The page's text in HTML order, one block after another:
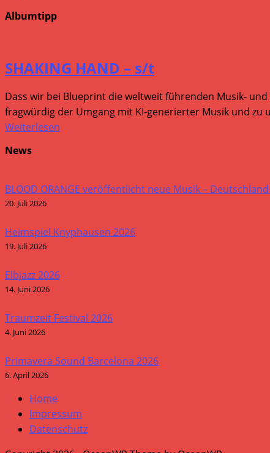
Albumtipp
SHAKING HAND – s/t
Dass wir bei Blueprint die weltweit führenden Musik-
fragwürdig der Umgang mit KI-generierter Musik und zu
Weiterlesen
News
BLOOD ORANGE veröffentlicht neue Musik –
20. Juli 2026
Heimspiel Knyphausen 2026
19. Juli 2026
Elbjazz 2026
14. Juni 2026
Traumzeit Festival 2026
4. Juni 2026
Primavera Sound Barcelona 2026
6. April 2026
Home
Impressum
Datenschutz